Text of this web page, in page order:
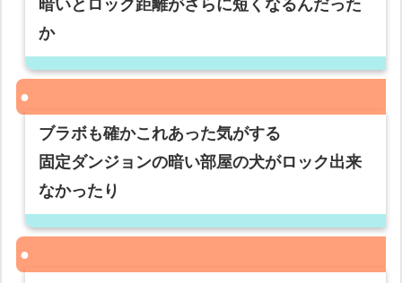
暗いとロック距離がさらに短くなるんだった
か
ブラボも確かこれあった気がする
固定ダンジョンの暗い部屋の犬がロック出来
なかったり